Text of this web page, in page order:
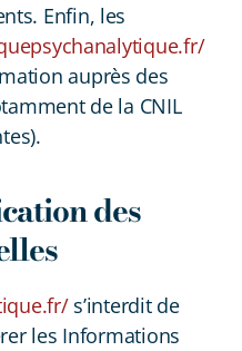
Enfin, les
auprès des
de la CNIL
des
s’interdit de
les Informations